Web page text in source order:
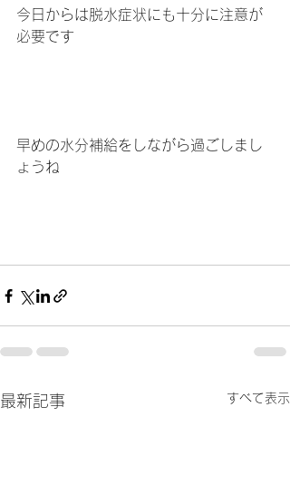
今日からは脱水症状にも十分に注意が
必要です
早めの水分補給をしながら過ごしまし
ょうね
最新記事 すべて表示